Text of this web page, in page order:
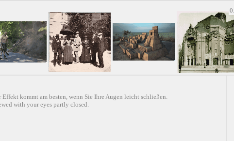
kommt am besten, wenn Sie Ihre Augen leicht schließen.
with your eyes partly closed.